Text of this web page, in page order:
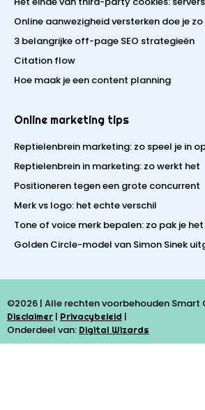
Online aanwezigheid versterken doe je zo
3 belangrijke off-page SEO strategieën
Citation flow
Hoe maak je een content planning
Online marketing tips
Reptielenbrein marketing: zo speel je in
Reptielenbrein in marketing: zo werkt het
Positioneren tegen een grote concurrent
Merk vs logo: het echte verschil
Tone of voice merk bepalen: zo pak je
Golden Circle-model van Simon Sinek
©2026 | Alle rechten voorbehouden Smart
Disclaimer | Privacybeleid |
Onderdeel van: Digital Wizards